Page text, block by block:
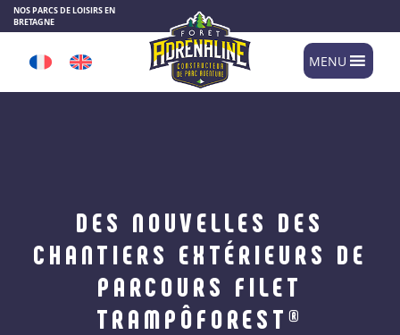
NOS PARCS DE LOISIRS EN
BRETAGNE
MENU
DES NOUVELLES DES
CHANTIERS EXTÉRIEURS DE
PARCOURS FILET
TRAMPÔFOREST®
Panneau de gestion des cookies